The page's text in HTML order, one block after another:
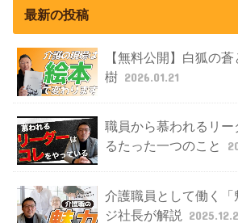
最新の投稿
【無料公開】白狐の
樹 2026.01.21
職員から慕われるリー
るたった一つのこと
介護職員として働く「
ジ社長が解説